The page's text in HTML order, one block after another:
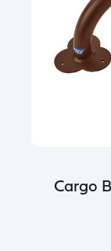
Cargo